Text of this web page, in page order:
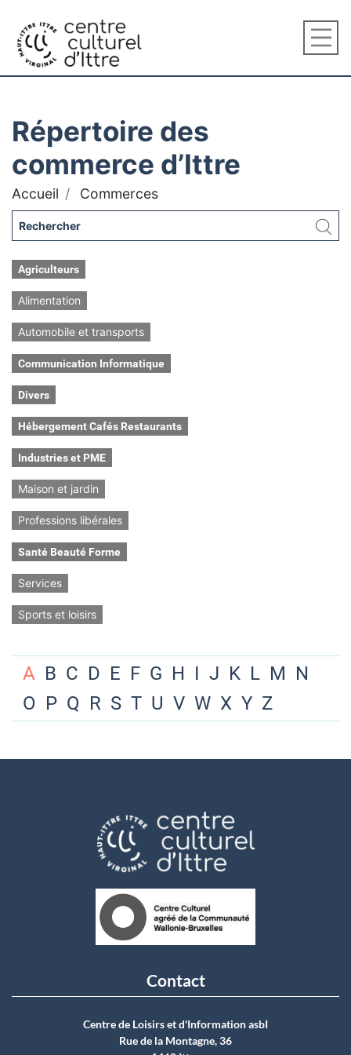
Répertoire des
commerce d’Ittre
Accueil Commerces
Agriculteurs
Alimentation
Automobile et transports
Communication Informatique
Divers
Hébergement Cafés Restaurants
Industries et PME
Maison et jardin
Professions libérales
Santé Beauté Forme
Services
Sports et loisirs
A B C D E F G H I J K L M N
O P Q R S T U V W X Y Z
Contact
Centre de Loisirs et d'Information asbI
Rue de la Montagne, 36